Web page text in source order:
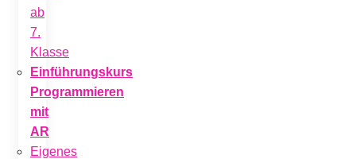
ab
7.
Klasse
Einführungskurs
Programmieren
mit
AR
Eigenes